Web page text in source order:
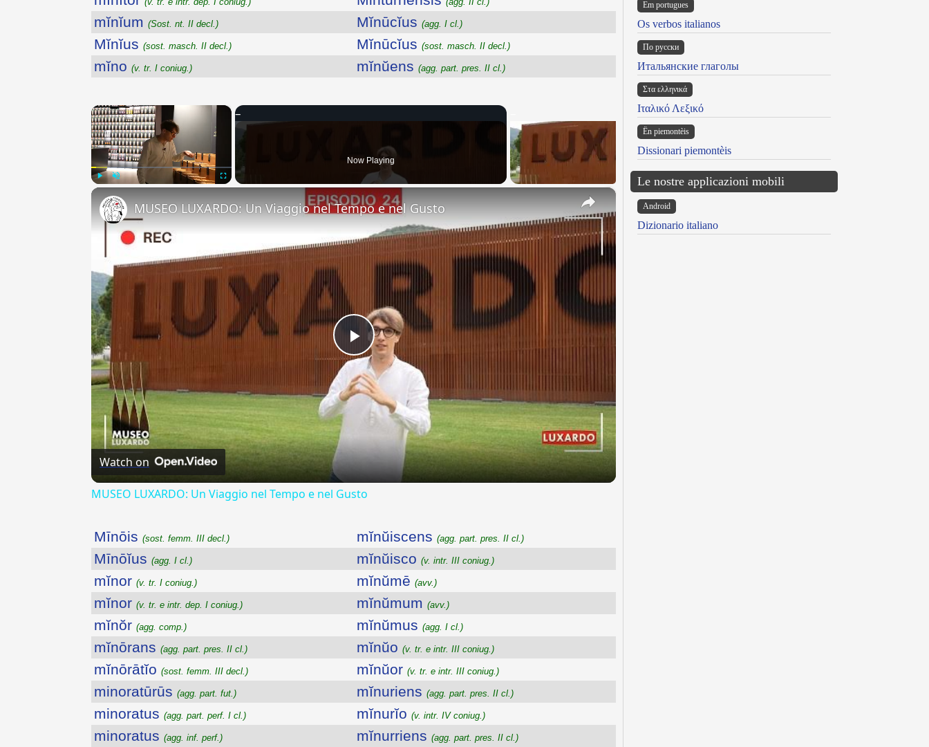
mĭnĭum (Sost. nt. II decl.) Mĭnūcĭus (agg. I cl.)
Mĭnĭus (sost. masch. II decl.) Mĭnūcĭus (sost. masch. II decl.)
mĭno (v. tr. I coniug.) mĭnŭens (agg. part. pres. II cl.)
×
Now Playing
×
Play
Video
MUSEO LUXARDO: Un Viaggio nel Tempo e nel Gusto
Watch on
MUSEO LUXARDO: Un Viaggio nel Tempo e nel Gusto
Mīnōis (sost. femm. III decl.) mĭnŭiscens (agg. part. pres. II cl.)
Mīnōĭus (agg. I cl.) mĭnŭisco (v. intr. III coniug.)
mĭnor (v. tr. I coniug.) mĭnŭmē (avv.)
mĭnor (v. tr. e intr. dep. I coniug.) mĭnŭmum (avv.)
mĭnŏr (agg. comp.) mĭnŭmus (agg. I cl.)
mĭnōrans (agg. part. pres. II cl.) mĭnŭo (v. tr. e intr. III coniug.)
mĭnōrātĭo (sost. femm. III decl.) mĭnŭor (v. tr. e intr. III coniug.)
minoratūrūs (agg. part. fut.) mĭnuriens (agg. part. pres. II cl.)
minoratus (agg. part. perf. I cl.) mĭnurĭo (v. intr. IV coniug.)
minoratus (agg. inf. perf.) mĭnurriens (agg. part. pres. II cl.)
Em portugues
Os verbos italianos
По русски
Итальянские глаголы
Στα ελληνικά
Ιταλικό Λεξικό
Ën piemontèis
Dissionari piemontèis
Le nostre applicazioni mobili
Android
Dizionario italiano